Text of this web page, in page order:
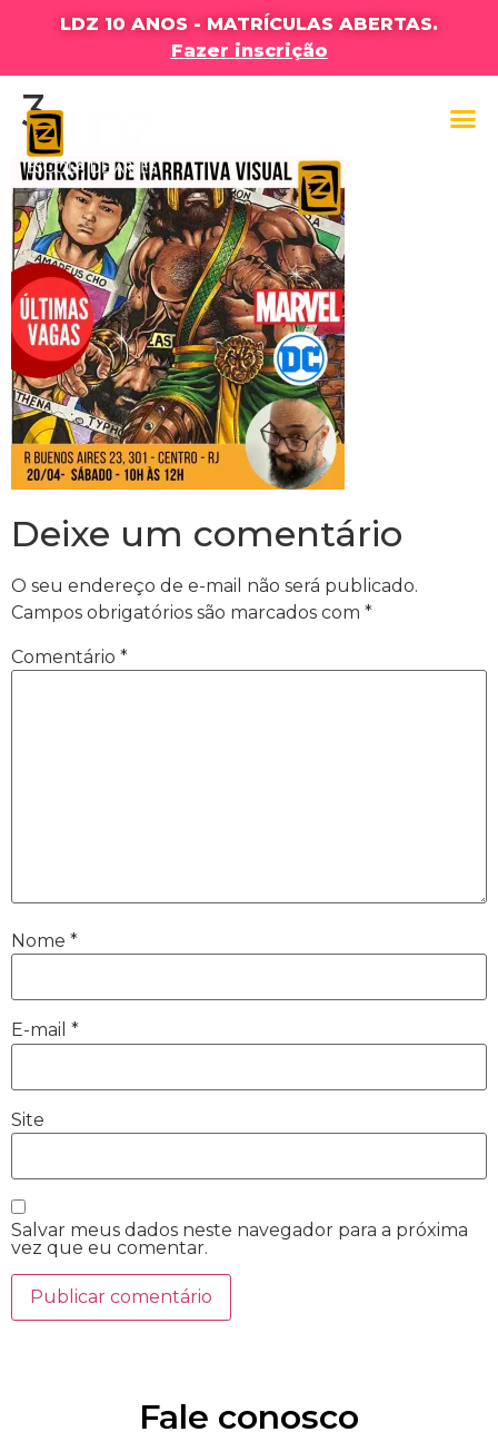
LDZ 10 ANOS - MATRÍCULAS ABERTAS.
Fazer inscrição
3
Deixe um comentário
O seu endereço de e-mail não será publicado.
Campos obrigatórios são marcados com *
Comentário *
Nome *
E-mail *
Site
Salvar meus dados neste navegador para a próxima
vez que eu comentar.
Fale conosco